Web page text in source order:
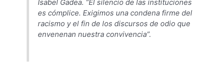
Isabel Gadea. “El silencio de las instituciones
es cómplice. Exigimos una condena firme del
racismo y el fin de los discursos de odio que
envenenan nuestra convivencia”.